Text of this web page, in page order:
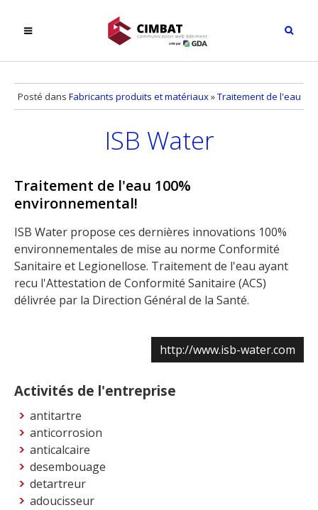
Posté dans Fabricants produits et matériaux»Traitement de l'eau
ISB Water
Traitement de l'eau 100%
environnemental!
ISB Water propose ces dernières innovations 100%
environnementales de mise au norme Conformité
Sanitaire et Legionellose. Traitement de l'eau ayant
recu l'Attestation de Conformité Sanitaire (ACS)
délivrée par la Direction Général de la Santé.
http://www.isb-water.com
Activités de l'entreprise
antitartre
anticorrosion
anticalcaire
desembouage
detartreur
adoucisseur